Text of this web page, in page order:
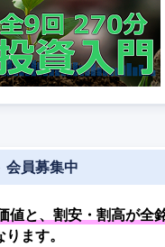
会員募集中
値と、割安・割高が全
ます。